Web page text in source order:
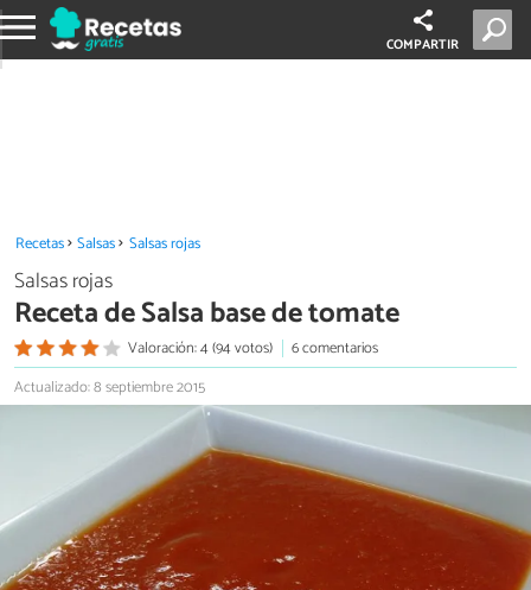
COMPARTIR
Recetas Salsas Salsas rojas
Salsas rojas
Receta de Salsa base de tomate
Valoración: 4 (94 votos)
6 comentarios
Actualizado: 8 septiembre 2015